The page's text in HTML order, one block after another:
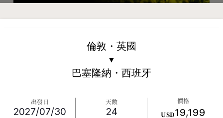
倫敦・英國
▼
巴塞隆納・西班牙
出發日
2027/07/30
天數
24
價格
USD19,199